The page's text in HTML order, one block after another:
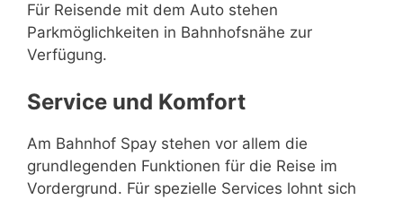
Für Reisende mit dem Auto stehen
Parkmöglichkeiten in Bahnhofsnähe zur
Verfügung.
Service und Komfort
Am Bahnhof Spay stehen vor allem die
grundlegenden Funktionen für die Reise im
Vordergrund. Für spezielle Services lohnt sich